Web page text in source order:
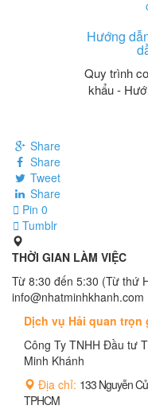
Hướng
Quy trình
khẩu -
Share
Share
Tweet
Share
Pin 0
Tumblr
THỜI GIAN LÀM VIỆC
Từ 8:30 đến 5:30 (Từ thứ
info@nhatminhkhanh.com
Dịch vụ Hải quan trọn
Công Ty TNHH Đầu tư
Minh Khánh
Địa chỉ: 133 Nguyễn
TPHCM